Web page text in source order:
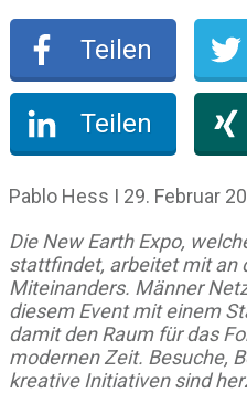
Teilen
Teilen
Pablo Hess I 29. Februar
Die New Earth Expo,
stattfindet, arbeitet mit an
Miteinanders. Männer
diesem Event mit einem
damit den Raum für das
modernen Zeit. Besuche,
kreative Initiativen sind